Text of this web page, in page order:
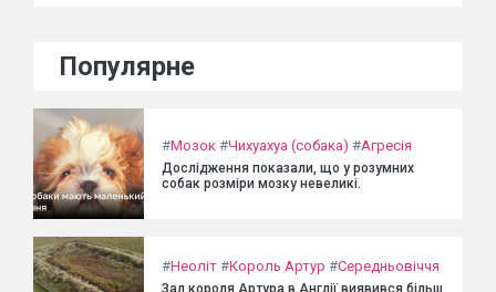
Популярне
#Мозок #Чихуахуа (собака) #Агресія
Дослідження показали, що у розумних
собак розміри мозку невеликі.
#Неоліт #Король Артур #Середньовіччя
Зал короля Артура в Англії виявився більш